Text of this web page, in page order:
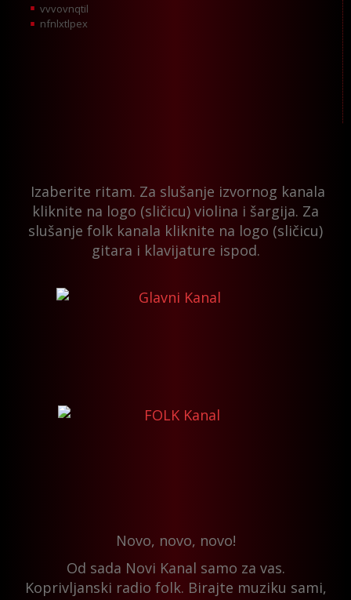
vvvovnqtil
nfnlxtlpex
Izaberite ritam. Za slušanje izvornog kanala
kliknite na logo (sličicu) violina i šargija. Za
slušanje folk kanala kliknite na logo (sličicu)
gitara i klavijature ispod.
Novo, novo, novo!
Od sada Novi Kanal samo za vas.
Koprivljanski radio folk. Birajte muziku sami,